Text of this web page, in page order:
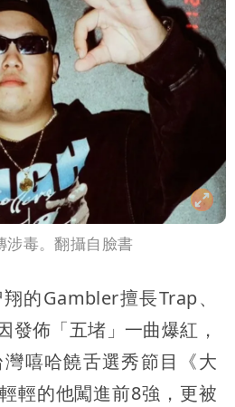
毒。翻攝自臉書
的Gambler擅長Trap、
發佈「五堵」一曲爆紅，
嘻哈饒舌選秀節目《大
輕的他闖進前8強，更被